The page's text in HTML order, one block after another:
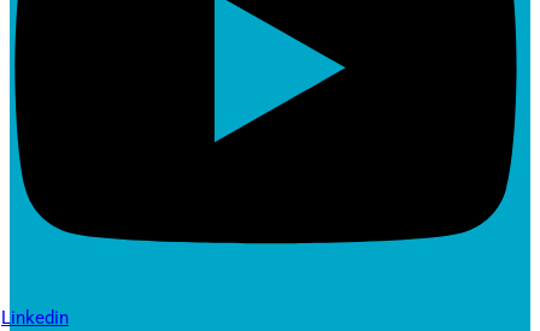
Linkedin